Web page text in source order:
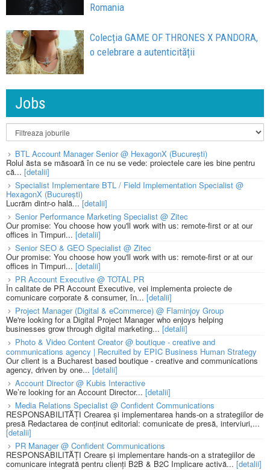
Romania
Colecția GAME OF THRONES X PANDORA,
o celebrare a autenticității
Jobs
BTL Account Manager Senior @ HexagonX (București)
Rolul ăsta se măsoară în ce nu se vede: proiectele care ies bine pentru
că... [detalii]
Specialist Implementare BTL / Field Implementation Specialist @
HexagonX (București)
Lucrăm dintr-o hală...[detalii]
Senior Performance Marketing Specialist @ Zitec
Our promise: You choose how you'll work with us: remote-first or at our
offices in Timpuri... [detalii]
Senior SEO & GEO Specialist @ Zitec
Our promise: You choose how you'll work with us: remote-first or at our
offices in Timpuri... [detalii]
PR Account Executive @ TOTAL PR
În calitate de PR Account Executive, vei implementa proiecte de
comunicare corporate & consumer, în... [detalii]
Project Manager (Digital & eCommerce) @ Flaminjoy Group
We're looking for a Digital Project Manager who enjoys helping
businesses grow through digital marketing... [detalii]
Photo & Video Content Creator @ boutique - creative and
communications agency | Recruited by EPIC Business Human Strategy
Our client is a Bucharest based boutique - creative and communications
agency, driven by one... [detalii]
Account Director @ Kubis Interactive
We’re looking for an Account Director... [detalii]
Media Relations Specialist @ Confident Communications
RESPONSABILITĂȚI Crearea și implementarea hands-on a strategiilor de
presă Redactarea de conținut editorial: comunicate de presă, interviuri,...
[detalii]
PR Manager @ Confident Communications
RESPONSABILITĂȚI Creare și implementare hands-on a strategiilor de
comunicare integrată pentru clienți B2B & B2C Implicare activă... [detalii]